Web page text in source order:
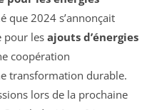
que 2024 s’annonçait
pour les ajouts d’énergies
coopération
transformation durable.
lors de la prochaine